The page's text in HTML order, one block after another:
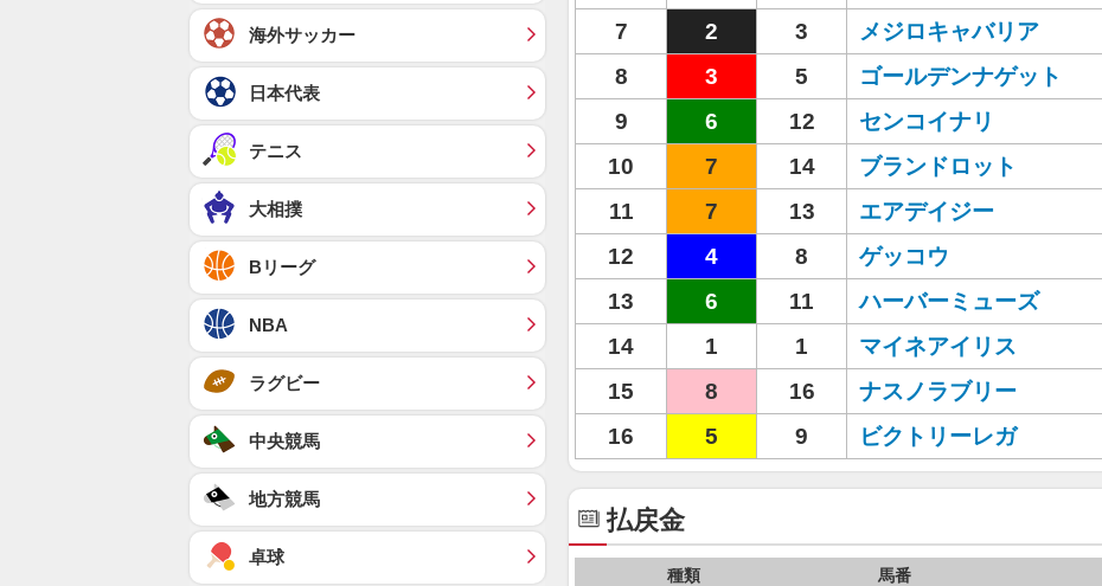
7
2 3 メジロキャバリア
8
3 5 ゴールデンナゲット
9
6 12 センコイナリ
10
7 14 ブランドロット
11
7 13 エアデイジー
12
4 8 ゲッコウ
13
6 11 ハーバーミューズ
14
1 1 マイネアイリス
15
8 16 ナスノラブリー
16
5 9 ビクトリーレガ
払戻金
種類 馬番
海外サッカー
日本代表
テニス
大相撲
Bリーグ
NBA
ラグビー
中央競馬
地方競馬
卓球